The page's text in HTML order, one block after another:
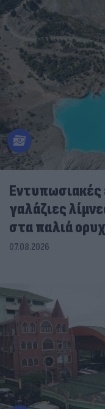
Εντυπωσιακές
γαλάζιες
στα παλιά
07.08.2026